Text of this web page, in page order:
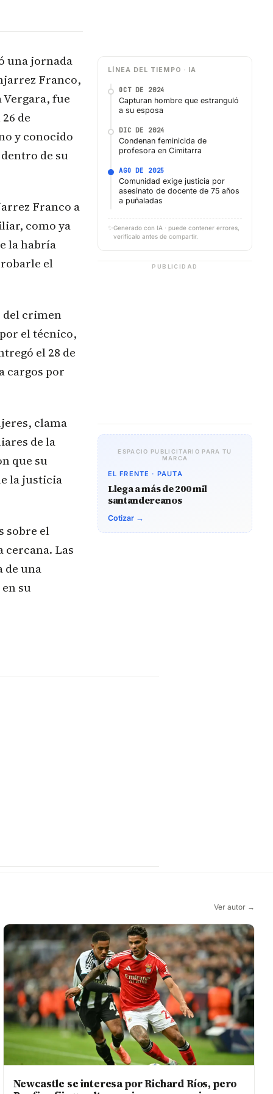
una jornada
Franco,
Vergara, fue
de
y conocido
de su
Franco a
como ya
la habría
el
del crimen
el técnico,
el 28 de
cargos por
clama
de la
que su
la justicia
sobre el
Las
de una
su
LÍNEA DEL TIEMPO · IA
OCT DE 2024
Capturan hombre que estranguló
a su esposa
DIC DE 2024
Condenan feminicida de
profesora en Cimitarra
AGO DE 2025
Comunidad exige justicia por
asesinato de docente de 75 años
a puñaladas
✨ Generado con IA · puede contener errores,
verifícalo antes de compartir.
PUBLICIDAD
ESPACIO PUBLICITARIO PARA TU
MARCA
EL FRENTE · PAUTA
Llega a más de 200 mil
santandereanos
Cotizar →
Ver autor →
Newcastle se interesa por Richard Ríos, pero